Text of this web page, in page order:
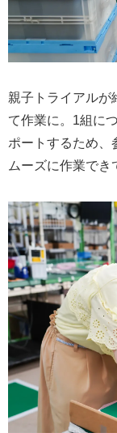
親子トライアルが
て作業に。1組に
ポートするため、
ムーズに作業でき